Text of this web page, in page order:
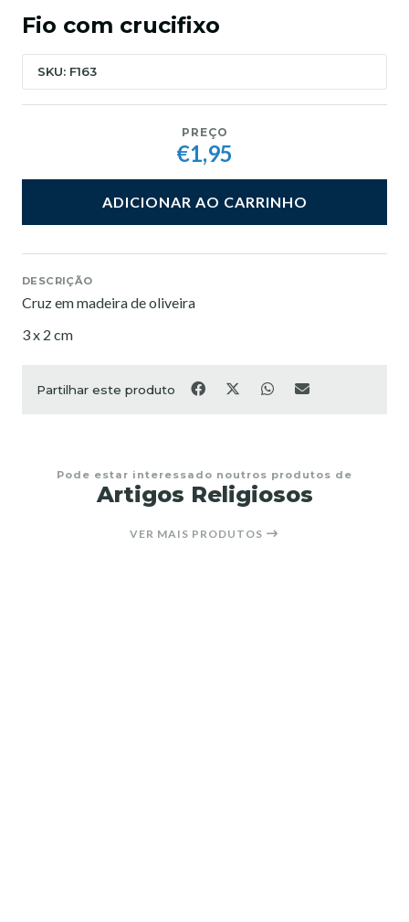
Fio com crucifixo
SKU: F163
PREÇO
€1,95
ADICIONAR AO CARRINHO
DESCRIÇÃO
Cruz em madeira de oliveira
3 x 2 cm
Partilhar este produto
Pode estar interessado noutros produtos de
Artigos Religiosos
VER MAIS PRODUTOS